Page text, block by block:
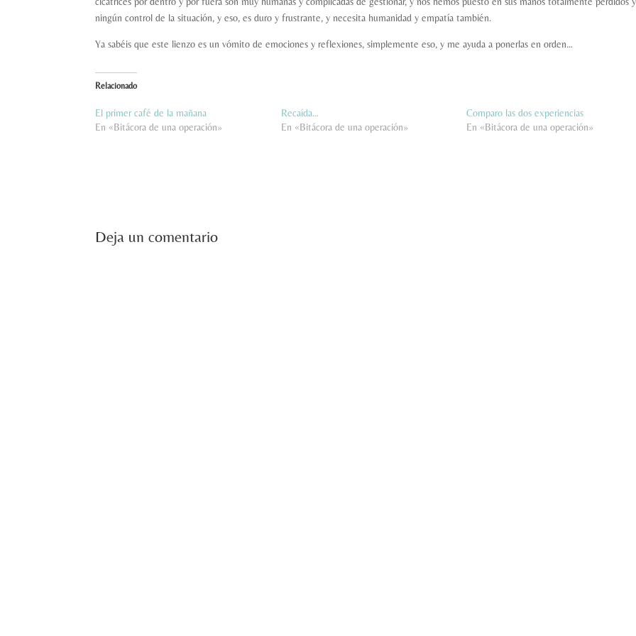
ningún control de la situación, y eso, es duro y frustrante, y necesita humanidad y empatía también.
Ya sabéis que este lienzo es un vómito de emociones y reflexiones, simplemente eso, y me ayuda a ponerlas en orden…
Relacionado
El primer café de la mañana
En «Bitácora de una operación»
Recaída…
En «Bitácora de una operación»
Comparo las dos experiencias
En «Bitácora de una operación»
Deja un comentario